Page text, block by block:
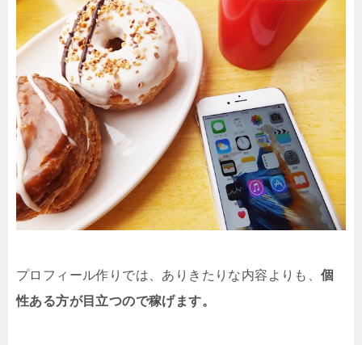
プロフィール作りでは、ありきたりな内容よりも、個
性ある方が目立つので稼げます。